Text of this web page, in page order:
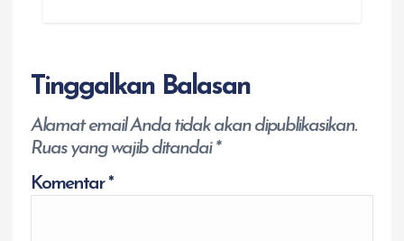
Tinggalkan Balasan
Alamat email Anda tidak akan dipublikasikan.
Ruas yang wajib ditandai*
Komentar*